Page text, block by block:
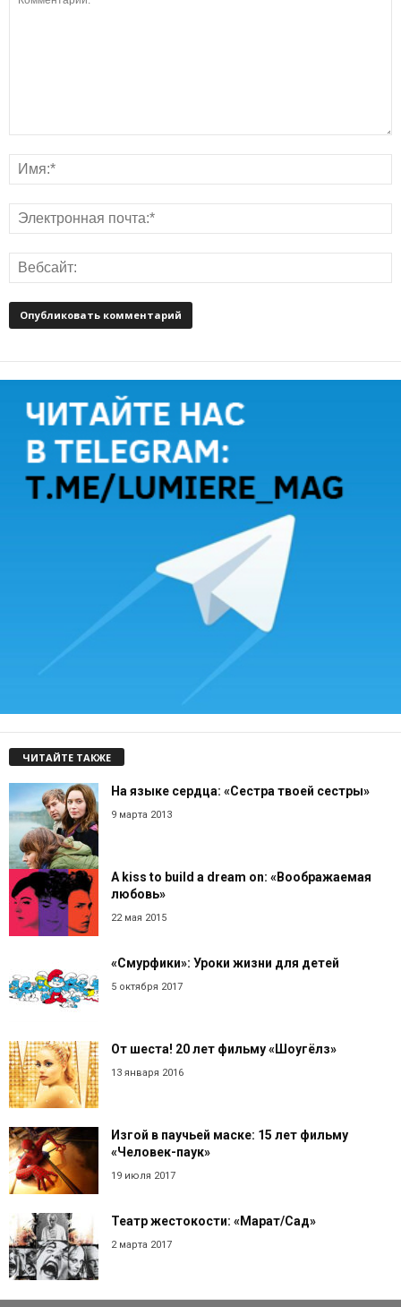
ЧИТАЙТЕ ТАКЖЕ
На языке сердца: «Сестра твоей сестры»
9 марта 2013
A kiss to build a dream on: «Воображаемая
любовь»
22 мая 2015
«Смурфики»: Уроки жизни для детей
5 октября 2017
От шеста! 20 лет фильму «Шоугёлз»
13 января 2016
Изгой в паучьей маске: 15 лет фильму
«Человек-паук»
19 июля 2017
Театр жестокости: «Марат/Сад»
2 марта 2017